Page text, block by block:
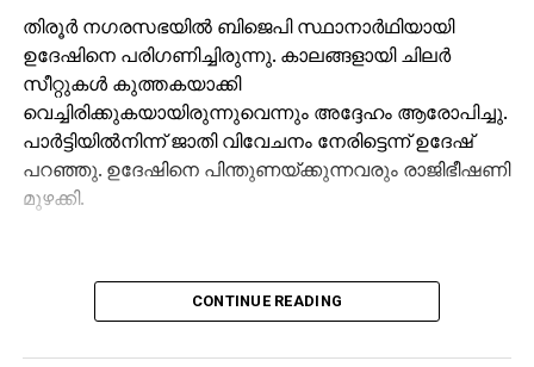
പ്രേക്ഷക മനസ്സുകളില്‍ ഗോളടിച്ച് ക്യാപ്റ്റന്‍;
ധൈര്യമായി ടിക്കറ്റെടുക്കാം
തിരൂര്‍ നഗരസഭയില്‍ ബിജെപി സ്ഥാനാര്‍ഥിയായി
ഉദേഷിനെ പരിഗണിച്ചിരുന്നു. കാലങ്ങളായി ചിലര്‍
സീറ്റുകള്‍ കുത്തകയാക്കി
വെച്ചിരിക്കുകയായിരുന്നുവെന്നും അദ്ദേഹം ആരോപിച്ചു.
പാര്‍ട്ടിയില്‍നിന്ന് ജാതി വിവേചനം നേരിട്ടെന്ന് ഉദേഷ്
പറഞ്ഞു. ഉദേഷിനെ പിന്തുണയ്ക്കുന്നവരും രാജിഭീഷണി
മുഴക്കി.
CONTINUE READING